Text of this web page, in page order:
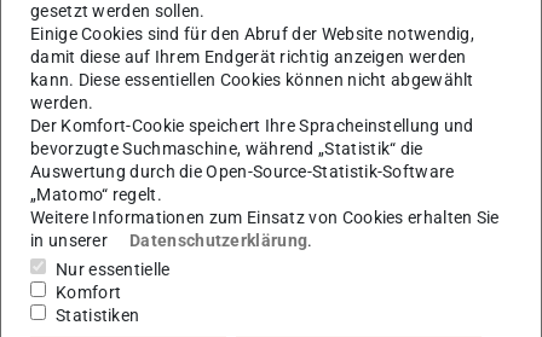
Kontakt
ahlers@geo.tu-...
+49 6151 16-22353
gesetzt werden sollen.
Einige Cookies sind für den Abruf der Website notwendig,
damit diese auf Ihrem Endgerät richtig anzeigen werden
kann. Diese essentiellen Cookies können nicht abgewählt
werden.
Der Komfort-Cookie speichert Ihre Spracheinstellung und
bevorzugte Suchmaschine, während „Statistik“ die
Auswertung durch die Open-Source-Statistik-Software
„Matomo“ regelt.
Weitere Informationen zum Einsatz von Cookies erhalten Sie
in unserer
Datenschutzerklärung.
Nur essentielle
Komfort
Statistiken